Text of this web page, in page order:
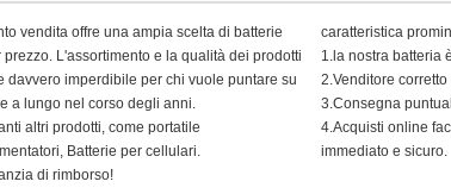
vendita offre una ampia scelta di batterie
L'assortimento e la qualità dei prodotti
davvero imperdibile per chi vuole puntare su
a lungo nel corso degli anni.
altri prodotti, come portatile
Batterie per cellulari.
di rimborso!
caratteristica
1.la nostra batteria
2.Venditore
3.Consegna
4.Acquisti online
immediato e sicuro.